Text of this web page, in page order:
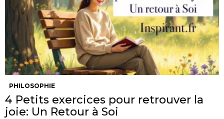
PHILOSOPHIE
4 Petits exercices pour retrouver la
joie: Un Retour à Soi